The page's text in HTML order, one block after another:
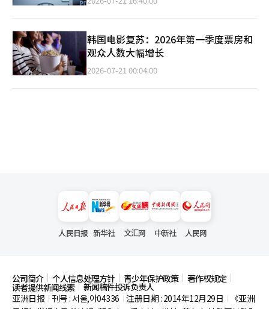
韩国电影复苏：2026年第一季度票房和
观众人数大幅增长
2026-07-21 00:04:00
人民日报 新华社 文汇网 中新社 人民网
公司简介 个人信息处理方针 青少年保护政策 著作权规定
读者提供新闻线索
新闻稿件投诉负责人
亚洲日报
刊号 : 서울,아04336 注册日期 : 2014年12月29日
《亚洲